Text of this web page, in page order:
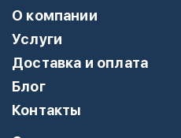
О компании
Услуги
Доставка и оплата
Блог
Контакты